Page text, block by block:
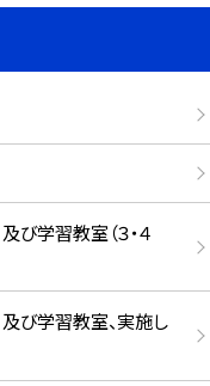
び学習教室（３・４
及び学習教室、実施し